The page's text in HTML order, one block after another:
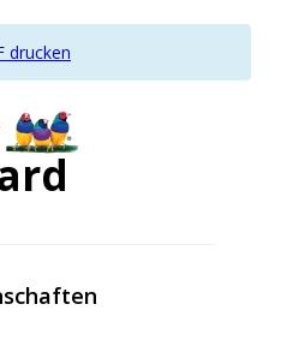
drucken